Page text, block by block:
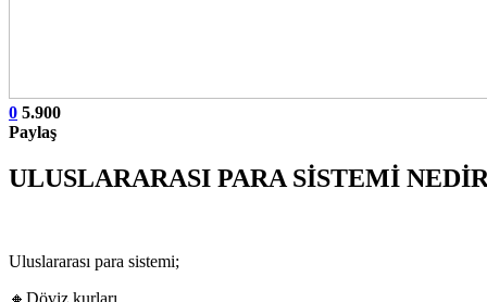
0 5.900
Paylaş
ULUSLARARASI PARA SİSTEMİ
Uluslararası para sistemi;
🔸Döviz kurları,